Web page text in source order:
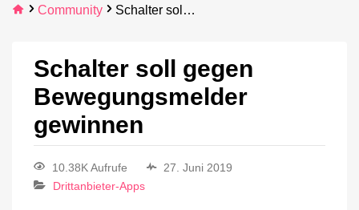
Community Schalter soll gegen Bewegungsmelder gewinnen
Schalter soll gegen
Bewegungsmelder
gewinnen
10.38K Aufrufe
27. Juni 2019
Drittanbieter-Apps